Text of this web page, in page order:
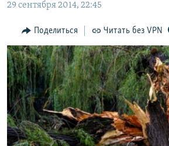
Вернутся
поиску
ИНТЕРАКТИВ
ИНФОГРАФИКА
ТЕЛЕПРОЕКТ КРЫМ.РЕАЛИИ
СОВЕТЫ ПРАВОЗАЩИТНИКОВ
ПРОПАВШИЕ БЕЗ ВЕСТИ
ПОБЕДИТЕЛЕЙ НЕ СУДЯТ?
КРЫМ.НЕПОКОРЕННЫЙ
РАДІО СВОБОДА
КАК ОБОЙТИ БЛОКИРОВКУ
Українською
Qırımtatar
ПРИСОЕДИНЯЙТЕСЬ!
29 сентября 2014, 22:45
Поделиться Читать без VPN